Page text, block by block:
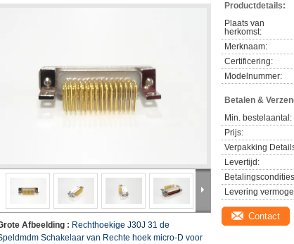
Afbeelding : Rechthoekige J30J 31 de
Schakelaar van Rechte hoek micro-D voor
Productdetails:
Plaats van
herkomst:
Merknaam:
Certificering:
Modelnummer:
Betalen &
Min. bestelaantal:
Prijs:
Verpakking
Levertijd:
Levering
Contact